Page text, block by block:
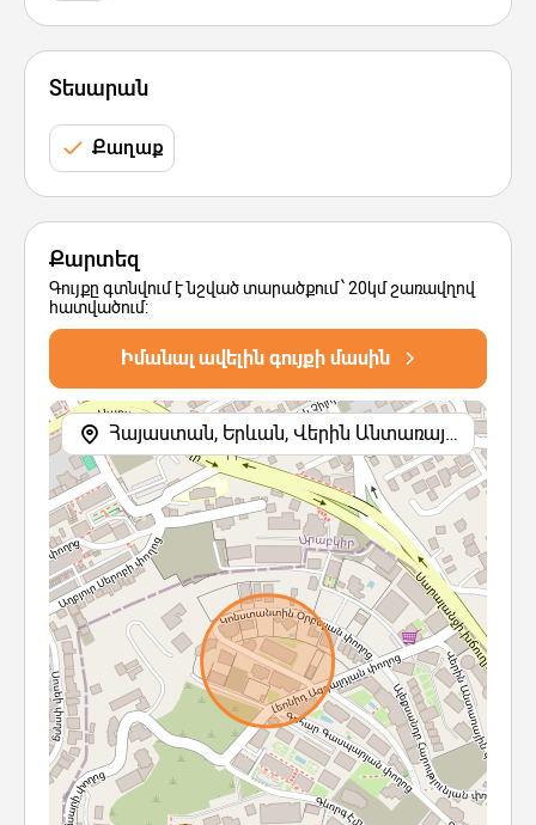
Տեսարան
Քաղաք
Քարտեզ
Գույքը գտնվում է նշված տարածքում՝ 20կմ շառավղով
հատվածում:
Իմանալ ավելին գույքի մասին
Հայաստան, Երևան, Վերին Անտառային փողոց